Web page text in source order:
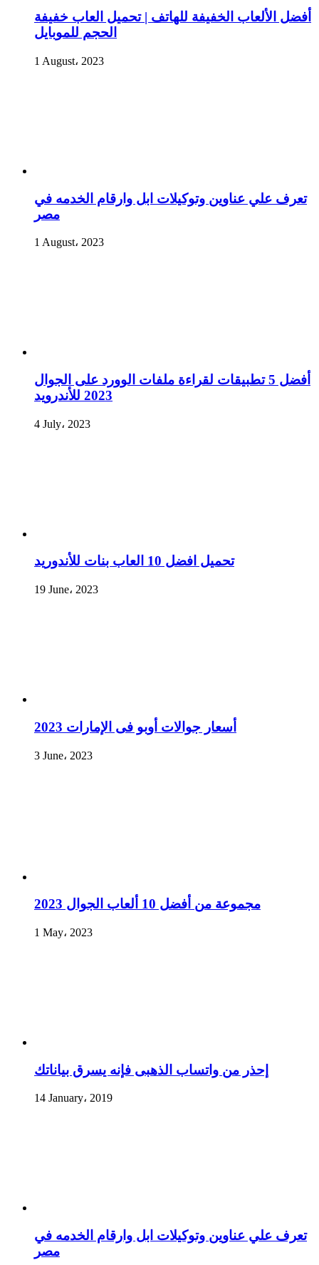
أفضل الألعاب الخفيفة للهاتف | تحميل العاب خفيفة
الحجم للموبايل
1 August، 2023
تعرف علي عناوين وتوكيلات ابل وارقام الخدمه في
مصر
1 August، 2023
أفضل 5 تطبيقات لقراءة ملفات الوورد على الجوال
2023 للأندرويد
4 July، 2023
تحميل افضل 10 العاب بنات للأندوريد
19 June، 2023
أسعار جوالات أوبو فى الإمارات 2023
3 June، 2023
مجموعة من أفضل 10 ألعاب الجوال 2023
1 May، 2023
إحذر من واتساب الذهبى فإنه يسرق بياناتك
14 January، 2019
تعرف علي عناوين وتوكيلات ابل وارقام الخدمه في
مصر